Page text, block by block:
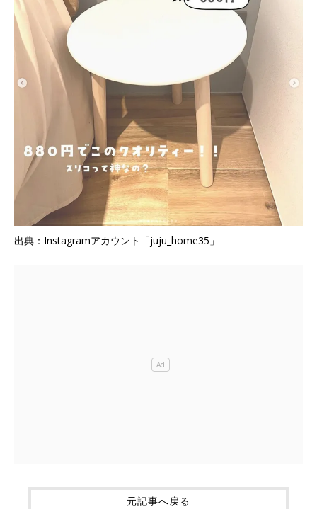
出典：Instagramアカウント「juju_home35」
元記事へ戻る